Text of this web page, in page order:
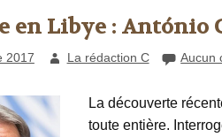
en Libye : António
2017 La rédaction C Aucun
La découverte
toute entière.